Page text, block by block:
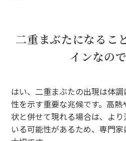
二重まぶたになるこ
インなの
はい、二重まぶたの出現は体
性を示す重要な兆候です。高
状と併せて現れる場合は、よ
いる可能性があるため、専門